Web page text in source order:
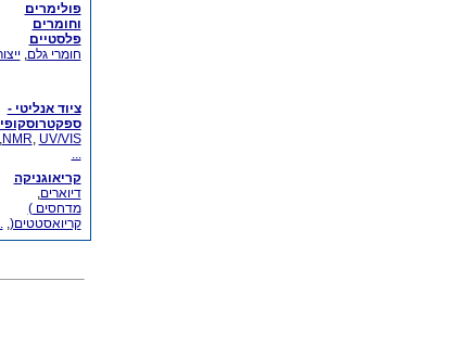
פולימרים
וחומרים
פלסטיים
חומרי גלם,
ציוד אנליטי -
NMR, UV/VIS
,
...
קריאוגניקה
דיוארים,
מדחסים )
קריואסטטים(,